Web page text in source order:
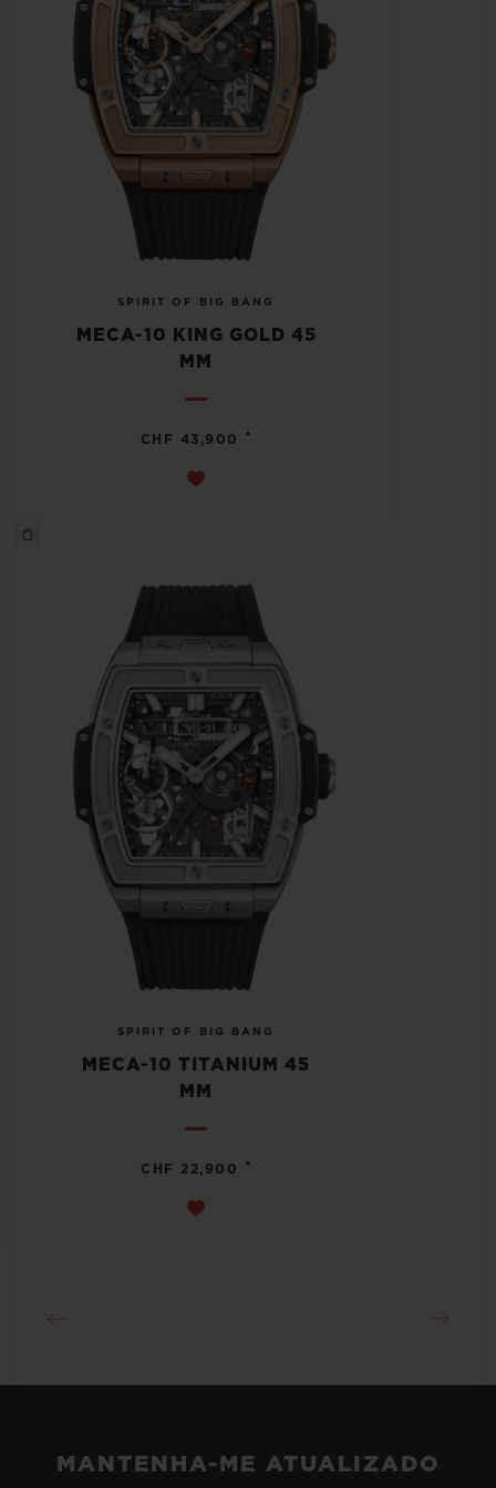
SPIRIT OF BIG BANG
MECA-10 KING GOLD 45
MM
CHF 43,900 •
SPIRIT OF BIG BANG
MECA-10 TITANIUM 45
MM
CHF 22,900 •
MANTENHA-ME ATUALIZADO